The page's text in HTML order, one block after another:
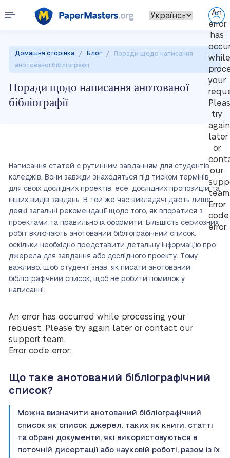
An
error
has
while
your
try
again
later
or
our
Error
code
error:
Домашня сторінка / Блог /
Поради щодо написання
анотованої бібліографії
Поради щодо написання анотованої
бібліографії
Написання статей є рутинним завданням для студентів
коледжів. Вони завжди знаходяться під тиском термінів
для своїх дослідних проектів, есе, дослідних пропозицій та
інших видів завдань. В той же час викладачі дають лише
деякі загальні рекомендації щодо того, як впоратися з
проектами та правильно їх оформити. Більшість серйозних
робіт включають анотований бібліографічний список,
оскільки необхідно представити детальну інформацію про
джерела для завдання або дослідного проекту. Тому
важливо, щоб студент знав, як писати анотований
бібліографічний список, щоб не робити помилок у
написанні.
An error has occurred while processing your
request. Please try again later or contact our
support team.
Error code error:
Що таке анотований бібліографічний
список?
Можна визначити анотований бібліографічний
список як список джерел, таких як книги, статті
та обрані документи, які використовуються в
поточній дисертації або науковій роботі, разом із їх